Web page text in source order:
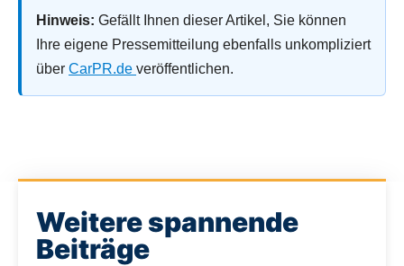
Hinweis: Gefällt Ihnen dieser Artikel, Sie können
Ihre eigene Pressemitteilung ebenfalls unkompliziert
über CarPR.de veröffentlichen.
Weitere spannende
Beiträge